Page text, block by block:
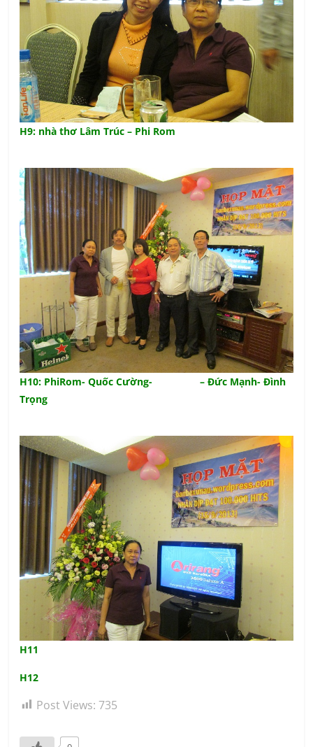
H9: nhà thơ Lâm Trúc – Phi Rom
H10: PhiRom- Quốc Cường- – Đức Mạnh- Đình
Trọng
H11
H12
Post Views: 735